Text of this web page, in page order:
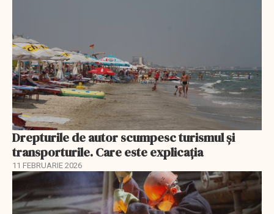
Drepturile de autor scumpesc turismul și
transporturile. Care este explicația
11 FEBRUARIE 2026